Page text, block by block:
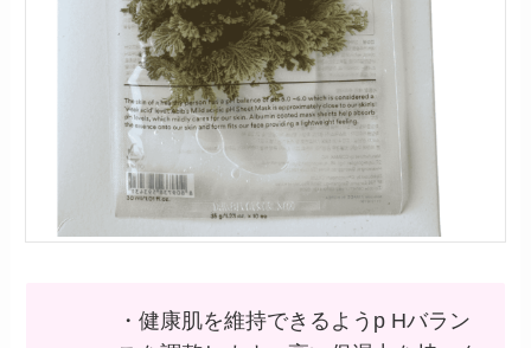
・健康肌を維持できるようp Hバラン